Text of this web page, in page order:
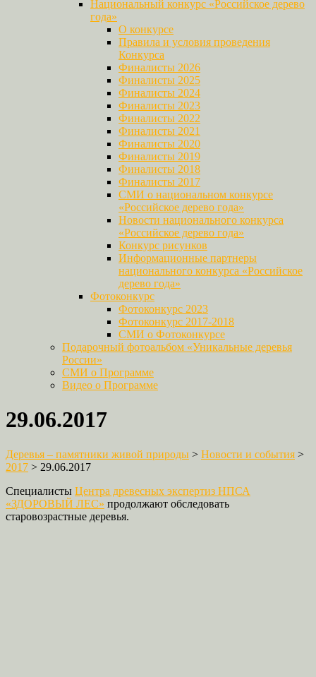
Национальный конкурс «Российское дерево
года»
О конкурсе
Правила и условия проведения
Конкурса
Финалисты 2026
Финалисты 2025
Финалисты 2024
Финалисты 2023
Финалисты 2022
Финалисты 2021
Финалисты 2020
Финалисты 2019
Финалисты 2018
Финалисты 2017
СМИ о национальном конкурсе
«Российское дерево года»
Новости национального конкурса
«Российское дерево года»
Конкурс рисунков
Информационные партнеры
национального конкурса «Российское
дерево года»
Фотоконкурс
Фотоконкурс 2023
Фотоконкурс 2017-2018
СМИ о Фотоконкурсе
Подарочный фотоальбом «Уникальные деревья
России»
СМИ о Программе
Видео о Программе
29.06.2017
Деревья – памятники живой природы > Новости и события >
2017 > 29.06.2017
Специалисты Центра древесных экспертиз НПСА
«ЗДОРОВЫЙ ЛЕС» продолжают обследовать
старовозрастные деревья.